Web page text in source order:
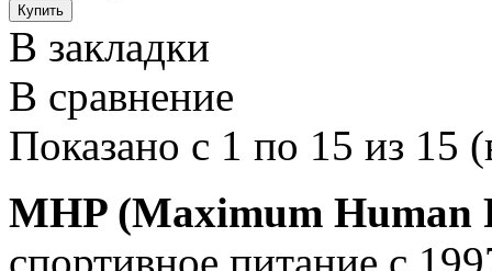
В закладки
В сравнение
Показано с 1 по 15 из 15
MHP (Maximum Human